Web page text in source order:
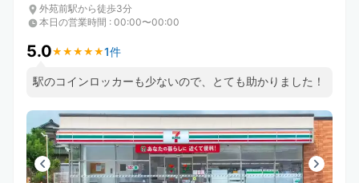
外苑前駅から徒歩3分
本日の営業時間 : 00:00〜00:00
5.0★ ★ ★ ★ ★
★ ★ ★ ★ ★1件
駅のコインロッカーも少ないので、とても助かりました！